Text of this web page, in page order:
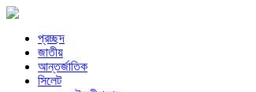
প্রচ্ছদ
জাতীয়
আন্তর্জাতিক
সিলেট